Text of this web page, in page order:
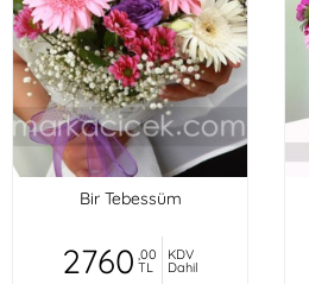
Bir Tebessüm
2760 ,00
TL
KDV
Dahil